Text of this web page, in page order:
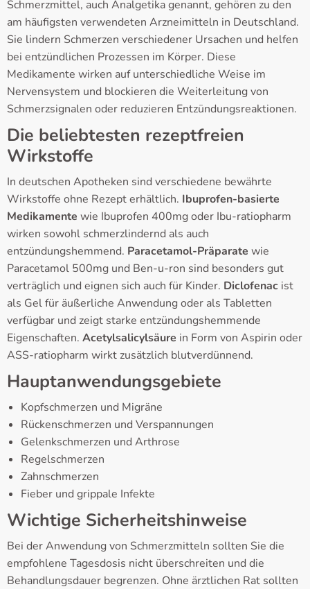
Schmerzmittel, auch Analgetika genannt, gehören zu den
am häufigsten verwendeten Arzneimitteln in Deutschland.
Sie lindern Schmerzen verschiedener Ursachen und helfen
bei entzündlichen Prozessen im Körper. Diese
Medikamente wirken auf unterschiedliche Weise im
Nervensystem und blockieren die Weiterleitung von
Schmerzsignalen oder reduzieren Entzündungsreaktionen.
Die beliebtesten rezeptfreien
Wirkstoffe
In deutschen Apotheken sind verschiedene bewährte
Wirkstoffe ohne Rezept erhältlich. Ibuprofen-basierte
Medikamente wie Ibuprofen 400mg oder Ibu-ratiopharm
wirken sowohl schmerzlindernd als auch
entzündungshemmend. Paracetamol-Präparate wie
Paracetamol 500mg und Ben-u-ron sind besonders gut
verträglich und eignen sich auch für Kinder. Diclofenac ist
als Gel für äußerliche Anwendung oder als Tabletten
verfügbar und zeigt starke entzündungshemmende
Eigenschaften. Acetylsalicylsäure in Form von Aspirin oder
ASS-ratiopharm wirkt zusätzlich blutverdünnend.
Hauptanwendungsgebiete
Kopfschmerzen und Migräne
Rückenschmerzen und Verspannungen
Gelenkschmerzen und Arthrose
Regelschmerzen
Zahnschmerzen
Fieber und grippale Infekte
Wichtige Sicherheitshinweise
Bei der Anwendung von Schmerzmitteln sollten Sie die
empfohlene Tagesdosis nicht überschreiten und die
Behandlungsdauer begrenzen. Ohne ärztlichen Rat sollten